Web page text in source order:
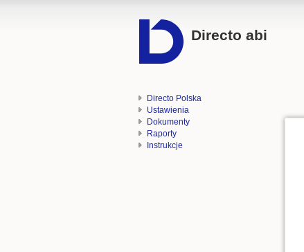
Directo abi
Directo Polska
Ustawienia
Dokumenty
Raporty
Instrukcje